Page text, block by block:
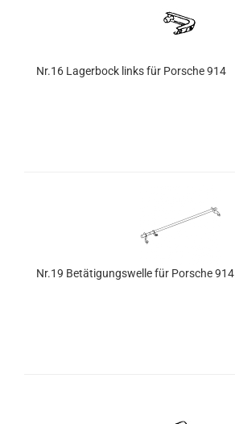
Nr.16 Lagerbock links für Porsche 914
Nr.19 Betätigungswelle für Porsche 914